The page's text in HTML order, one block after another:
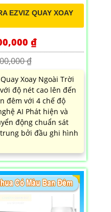
EZVIZ QUAY XOAY
₫
₫
Xoay Ngoài Trời
độ nét cao lên đến
đêm với 4 chế độ
AI Phát hiện và
động chuẩn sát
bởi đầu ghi hình